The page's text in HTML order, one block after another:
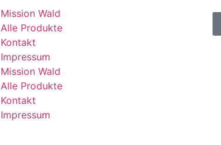
Mission Wald
Alle Produkte
Kontakt
Impressum
Mission Wald
Alle Produkte
Kontakt
Impressum